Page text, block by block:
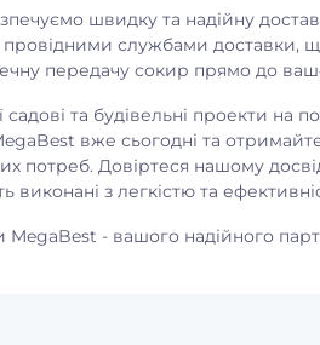
Карпат, 60
для
серця
в наявності
Лімфорен
для
лімфатичної
Код товару:
1
швидку та надійну
службами доставки,
передачу сокир прямо до
садові та будівельні проекти на
вже сьогодні та
потреб. Довіртеся нашому
виконані з легкістю та
- вашого надійного